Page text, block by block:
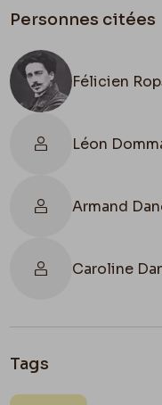
Personnes citées
Félicien
Léon
Armand
Caroline
Tags